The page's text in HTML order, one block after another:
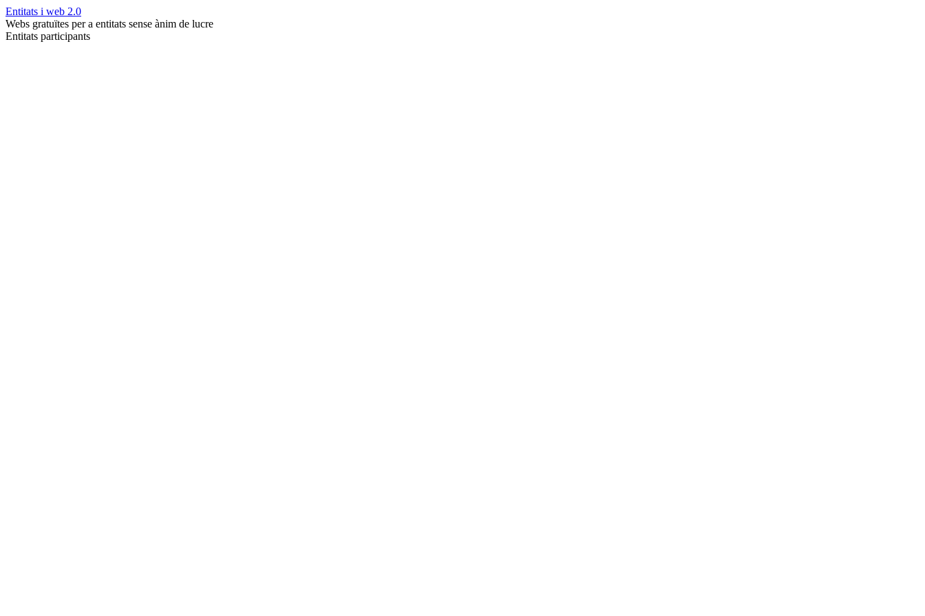
Entitats i web 2.0
Webs gratuïtes per a entitats sense ànim de lucre
Entitats participants